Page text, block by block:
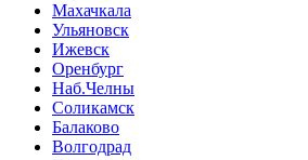
Махачкала
Ульяновск
Ижевск
Оренбург
Наб.Челны
Соликамск
Балаково
Волгодрад